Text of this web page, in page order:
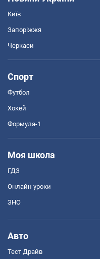
Київ
Запоріжжя
Черкаси
Спорт
Футбол
Хокей
Формула-1
Моя школа
ГДЗ
Онлайн уроки
ЗНО
Авто
Тест Драйв